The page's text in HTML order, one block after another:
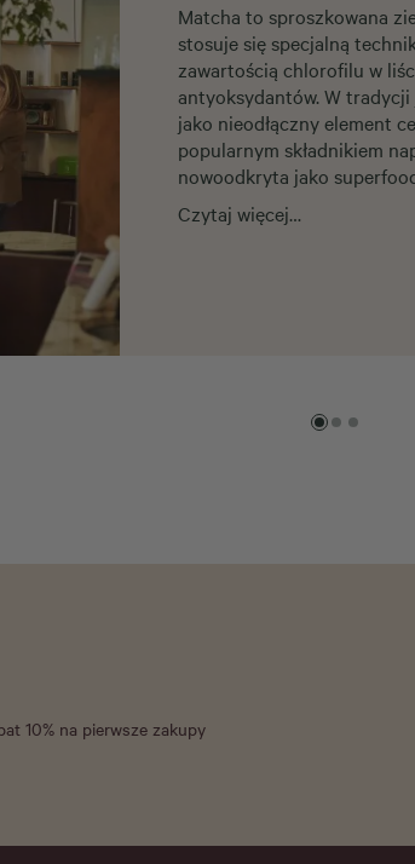
Matcha to sproszkowana
stosuje się specjalną
zawartością chlorofilu w
antyoksydantów. W
jako nieodłączny element
popularnym składnikiem
nowoodkryta jako
Czytaj więcej…
10% na pierwsze zakupy